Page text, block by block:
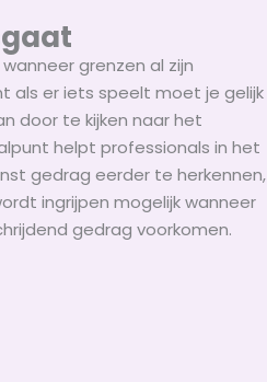
grenzen al zijn
als er iets speelt moet je gelijk
door te kijken naar het
helpt professionals in het
gedrag eerder te herkennen,
ingrijpen mogelijk wanneer
gedrag voorkomen.